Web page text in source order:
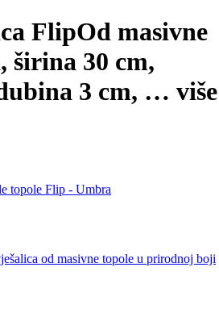
FlipOd masivne
širina 30 cm,
3 cm, … više
topole Flip - Umbra
od masivne topole u prirodnoj boji